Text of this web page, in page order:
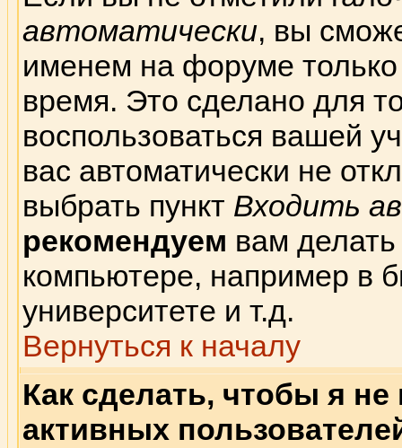
автоматически, вы
именем на форуме только
время. Это сделано для
воспользоваться вашей
вас автоматически не
выбрать пункт Входить
рекомендуем вам
компьютере, например в
университете и т.д.
Вернуться к началу
Как сделать, чтобы я
активных